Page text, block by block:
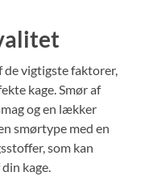
de vigtigste faktorer,
kage. Smør af
og en lækker
smørtype med en
som kan
kage.